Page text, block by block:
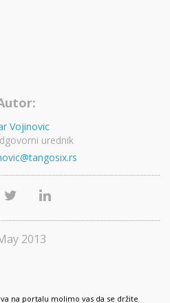
Vojinovic
urednik
2013
na portalu molimo vas da se držite